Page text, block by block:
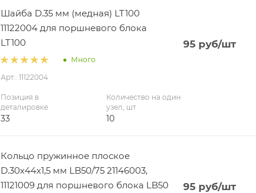
Шайба D.35 мм (медная) LT100
11122004 для поршневого блока
LT100
Много
Арт.: 11122004
95руб/шт
Позиция в
деталировке
33
Количество на один
узел, шт
10
Кольцо пружинное плоское
D.30х44х1,5 мм LB50/75 21146003,
11121009 для поршневого блока LB50
95руб/шт